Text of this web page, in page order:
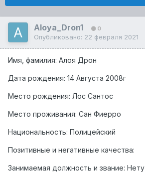
Aloya_Dron1 0
Опубликовано: 22 февраля 2021
Имя, фамилия: Алоя Дрон
Дата рождения: 14 Августа 2008г
Место рождения: Лос Сантос
Место проживания: Сан Фиерро
Национальность: Полицейский
Позитивные и негативные качества:
Занимаемая должность и звание: Нету